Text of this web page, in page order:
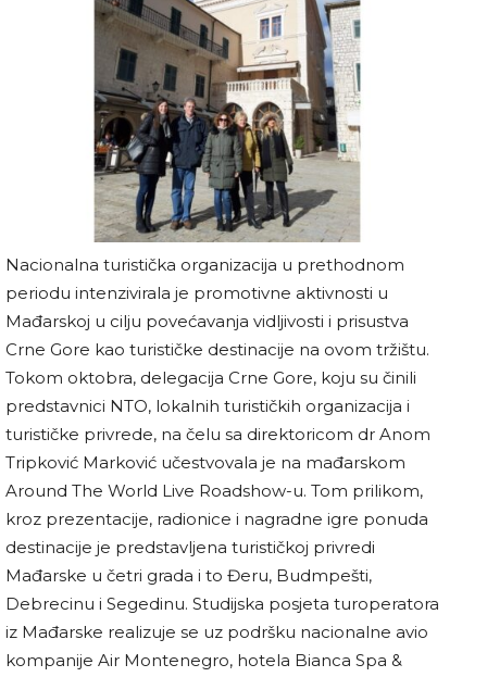
Nacionalna turistička organizacija u prethodnom
periodu intenzivirala je promotivne aktivnosti u
Mađarskoj u cilju povećavanja vidljivosti i prisustva
Crne Gore kao turističke destinacije na ovom tržištu.
Tokom oktobra, delegacija Crne Gore, koju su činili
predstavnici NTO, lokalnih turističkih organizacija i
turističke privrede, na čelu sa direktoricom dr Anom
Tripković Marković učestvovala je na mađarskom
Around The World Live Roadshow-u. Tom prilikom,
kroz prezentacije, radionice i nagradne igre ponuda
destinacije je predstavljena turističkoj privredi
Mađarske u četri grada i to Đeru, Budmpešti,
Debrecinu i Segedinu. Studijska posjeta turoperatora
iz Mađarske realizuje se uz podršku nacionalne avio
kompanije Air Montenegro, hotela Bianca Spa &